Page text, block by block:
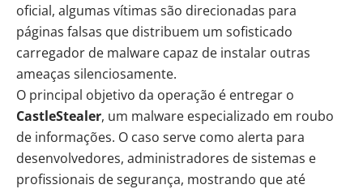
oficial, algumas vítimas são direcionadas para
páginas falsas que distribuem um sofisticado
carregador de malware capaz de instalar outras
ameaças silenciosamente.
O principal objetivo da operação é entregar o
CastleStealer, um malware especializado em roubo
de informações. O caso serve como alerta para
desenvolvedores, administradores de sistemas e
profissionais de segurança, mostrando que até